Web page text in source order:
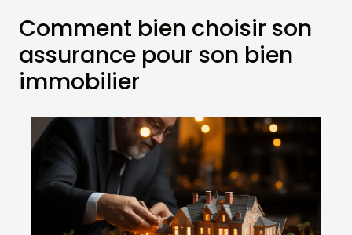
Comment bien choisir son
assurance pour son bien
immobilier